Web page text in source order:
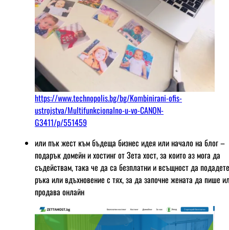
https://www.technopolis.bg/bg/Kombinirani-ofis-
ustrojstva/Multifunkcionalno-u-vo-CANON-
G3411/p/551459
или пък жест към бъдеща бизнес идея или начало на блог –
подарък домейн и хостинг от Зета хост, за които аз мога да
съдействам, така че да са безплатни и всъщност да подадете
ръка или вдъхновение с тях, за да започне жената да пише
продава онлайн